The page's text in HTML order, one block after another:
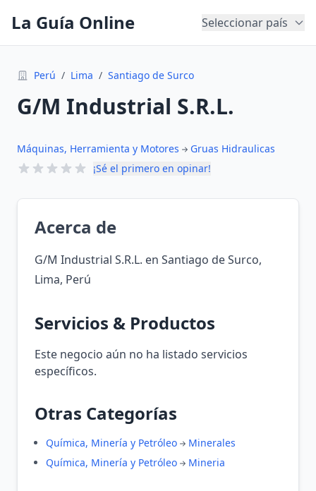
La Guía Online Seleccionar país
Perú / Lima / Santiago de Surco
G/M Industrial S.R.L.
Máquinas, Herramienta y Motores
Gruas Hidraulicas
¡Sé el primero en opinar!
Acerca de
G/M Industrial S.R.L. en Santiago de Surco,
Lima, Perú
Servicios & Productos
Este negocio aún no ha listado servicios
específicos.
Otras Categorías
Química, Minería y Petróleo
Minerales
Química, Minería y Petróleo
Mineria